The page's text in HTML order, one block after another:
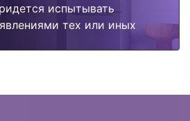
испытывать
тех или иных